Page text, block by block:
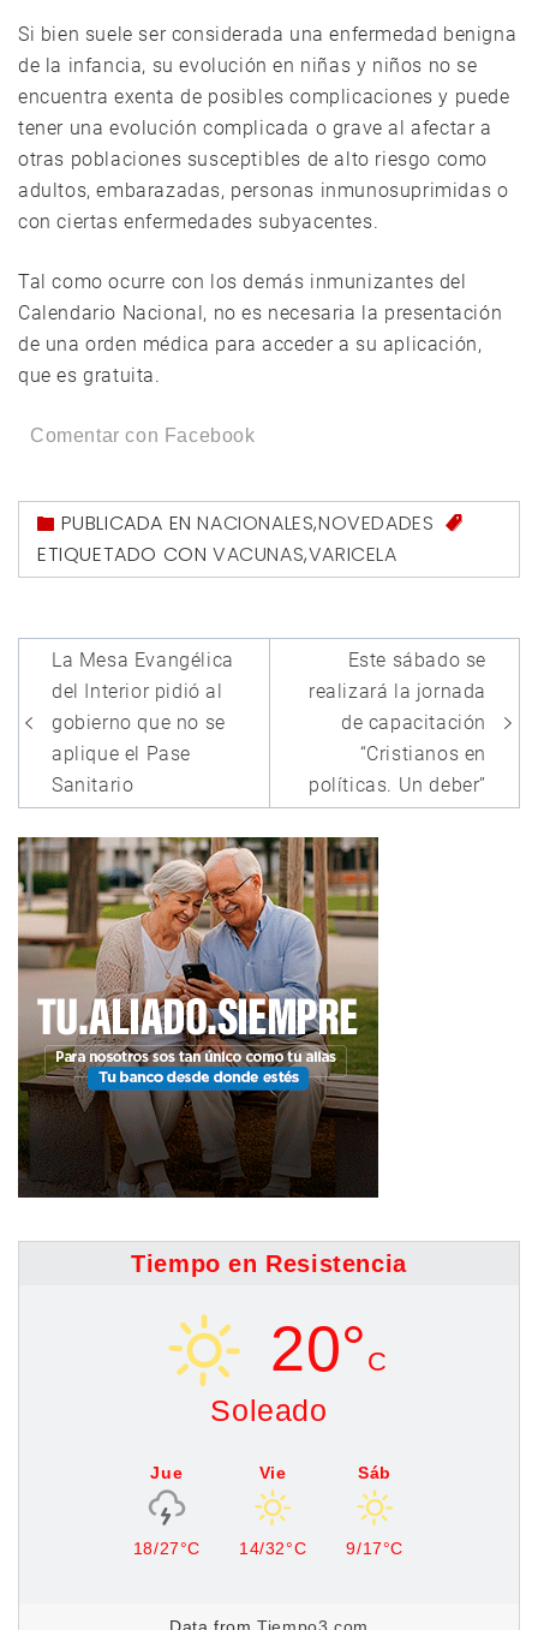
Si bien suele ser considerada una enfermedad benigna
de la infancia, su evolución en niñas y niños no se
encuentra exenta de posibles complicaciones y puede
tener una evolución complicada o grave al afectar a
otras poblaciones susceptibles de alto riesgo como
adultos, embarazadas, personas inmunosuprimidas o
con ciertas enfermedades subyacentes.
Tal como ocurre con los demás inmunizantes del
Calendario Nacional, no es necesaria la presentación
de una orden médica para acceder a su aplicación,
que es gratuita.
Comentar con Facebook
PUBLICADA ENNACIONALES,NOVEDADES
ETIQUETADO CON VACUNAS,VARICELA
Navegación
de
entradas
La Mesa Evangélica
del Interior pidió al
gobierno que no se
aplique el Pase
Sanitario
Este sábado se
realizará la jornada
de capacitación
“Cristianos en
políticas. Un deber”
Tiempo en Resistencia
20° C
Soleado
Jue
18/27°C
Vie
14/32°C
Sáb
9/17°C
Data fromTiempo3.com